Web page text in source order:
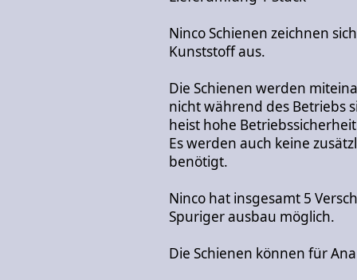
Ninco Schienen zeichnen
Kunststoff aus.
Die Schienen werden
nicht während des Betriebs
heist hohe
Es werden auch keine
benötigt.
Ninco hat insgesamt 5
Spuriger ausbau möglich.
Die Schienen können für